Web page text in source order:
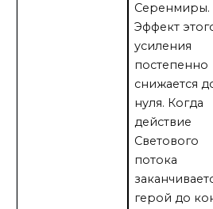
Серенмиры.
Эффект
усиления
постепенно
снижается
нуля. Когда
действие
Светового
потока
герой до